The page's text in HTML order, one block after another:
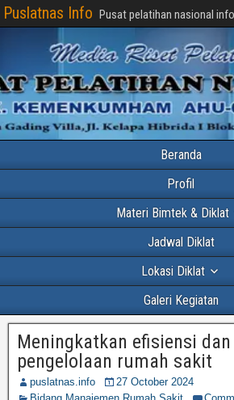
Puslatnas Info Pusat pelatihan nasional info
Beranda
Profil
Materi Bimtek & Diklat
Jadwal Diklat
Lokasi Diklat
Galeri Kegiatan
Meningkatkan efisiensi
pengelolaan rumah sakit
puslatnas.info
27 October 2024